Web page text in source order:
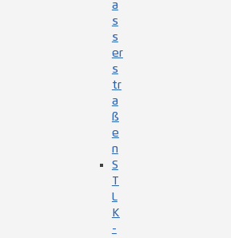
a
s
s
er
s
tr
a
ß
e
n
S
T
L
K
-